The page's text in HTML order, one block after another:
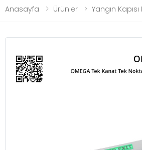
Anasayfa Ürünler Yangın